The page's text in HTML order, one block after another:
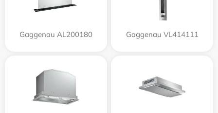
Gaggenau AL200180 Gaggenau VL414111